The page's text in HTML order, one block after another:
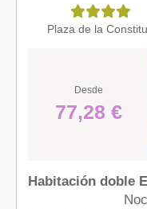
Plaza de la
Desde
77,28 €
Habitación doble